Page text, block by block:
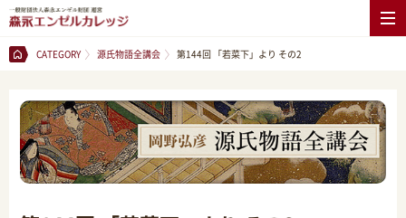
CATEGORY 源氏物語全講会 第144回 「若菜下」より その2